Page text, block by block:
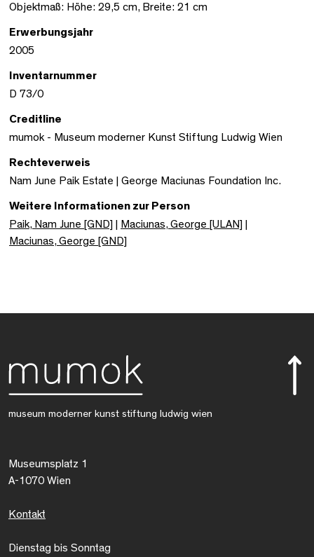
Objektmaß: Höhe: 29,5 cm, Breite: 21 cm
Erwerbungsjahr
2005
Inventarnummer
D 73/0
Creditline
mumok - Museum moderner Kunst Stiftung Ludwig Wien
Rechteverweis
Nam June Paik Estate | George Maciunas Foundation Inc.
Weitere Informationen zur Person
Paik, Nam June [GND]
Maciunas, George [ULAN]
Maciunas, George [GND]
museum moderner kunst stiftung ludwig wien
Museumsplatz 1
A-1070 Wien
Kontakt
Dienstag bis Sonntag